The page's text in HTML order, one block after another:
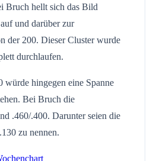
Bruch hellt sich das Bild
und darüber zur
der 200. Dieser Cluster wurde
durchlaufen.
würde hingegen eine Spanne
Bei Bruch die
.460/.400. Darunter seien die
zu nennen.